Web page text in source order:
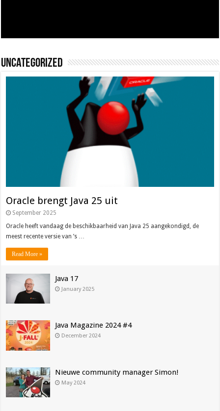
Uncategorized
Oracle brengt Java 25 uit
September 2025
Oracle heeft vandaag de beschikbaarheid van Java 25 aangekondigd, de
meest recente versie van ’s …
Read More »
Java 17
January 2025
Java Magazine 2024 #4
December 2024
Nieuwe community manager Simon!
May 2024